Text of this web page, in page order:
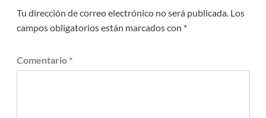
Tu dirección de correo electrónico no será publicada. Los
campos obligatorios están marcados con *
Comentario *